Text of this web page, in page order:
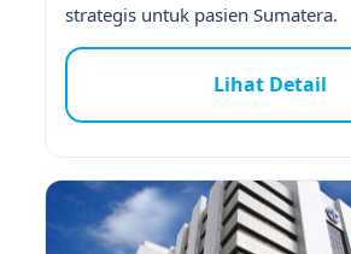
strategis untuk pasien Sumatera.
Lihat Detail